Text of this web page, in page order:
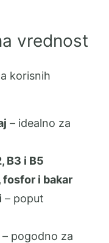
vrednost
korisnih
– idealno za
B3 i B5
fosfor i bakar
– poput
– pogodno za